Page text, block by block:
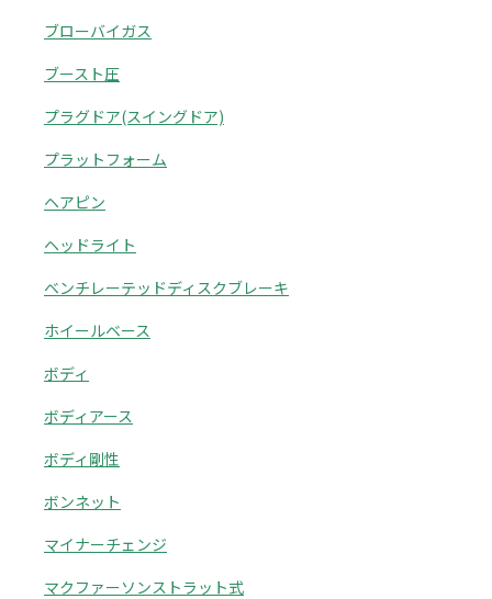
ブローバイガス
ブースト圧
プラグドア(スイングドア)
プラットフォーム
ヘアピン
ヘッドライト
ベンチレーテッドディスクブレーキ
ホイールベース
ボディ
ボディアース
ボディ剛性
ボンネット
マイナーチェンジ
マクファーソンストラット式